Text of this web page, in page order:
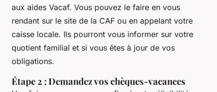
aux aides Vacaf. Vous pouvez le faire en vous
rendant sur le site de la CAF ou en appelant votre
caisse locale. Ils pourront vous informer sur votre
quotient familial et si vous êtes à jour de vos
obligations.
Étape 2 : Demandez vos chèques-vacances